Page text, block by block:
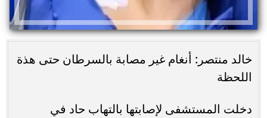
خالد منتصر: أنغام غير مصابة بالسرطان حتى هذة
اللحظة
دخلت المستشفى لإصابتها بالتهاب حاد في